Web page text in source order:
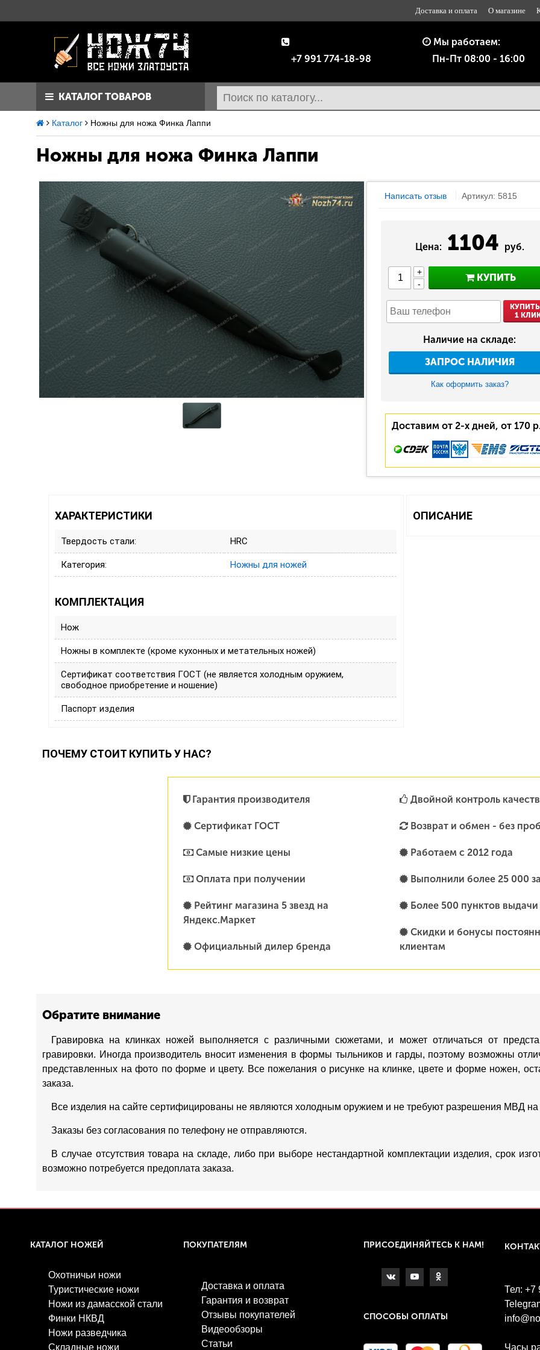
Доставка и оплата О магазине
+7 991 774-18-98
Мы работаем:
Пн-Пт 08:00 - 16:00
КАТАЛОГ ТОВАРОВ
Каталог Ножны для ножа Финка Лаппи
Ножны для ножа Финка Лаппи
Написать отзыв Артикул: 5815
Цена: 1104 руб.
+
-
КУПИТЬ
1
Наличие на складе:
ЗАПРОС НАЛИЧИЯ
Как оформить заказ?
Доставим от 2-х дней, от 170
ХАРАКТЕРИСТИКИ
Твердость стали: HRC
Категория: Ножны для ножей
КОМПЛЕКТАЦИЯ
Нож
Ножны в комплекте (кроме кухонных и метательных ножей)
Сертификат соответствия ГОСТ (не является холодным оружием,
свободное приобретение и ношение)
Паспорт изделия
ОПИСАНИЕ
ПОЧЕМУ СТОИТ КУПИТЬ У НАС?
Гарантия производителя
Сертификат ГОСТ
Самые низкие цены
Оплата при получении
Рейтинг магазина 5 звезд на
Яндекс.Маркет
Официальный дилер бренда
Двойной контроль
Возврат и обмен - без
Работаем с 2012 года
Выполнили более 25 000
Более 500 пунктов
Скидки и бонусы
клиентам
Обратите внимание
Гравировка на клинках ножей выполняется с различными сюжетами, и может отличаться от
гравировки. Иногда производитель вносит изменения в формы тыльников и гарды, поэтому возможны
представленных на фото по форме и цвету. Все пожелания о рисунке на клинке, цвете и форме ножен,
заказа.
Все изделия на сайте сертифицированы не являются холодным оружием и не требуют разрешения МВД
Заказы без согласования по телефону не отправляются.
В случае отсутствия товара на складе, либо при выборе нестандартной комплектации изделия, срок
возможно потребуется предоплата заказа.
КАТАЛОГ НОЖЕЙ
Охотничьи ножи
Туристические ножи
Ножи из дамасской стали
Финки НКВД
Ножи разведчика
Складные ножи
ПОКУПАТЕЛЯМ
Доставка и оплата
Гарантия и возврат
Отзывы покупателей
Видеообзоры
Статьи
ПРИСОЕДИНЯЙТЕСЬ К НАМ!
СПОСОБЫ ОПЛАТЫ
Тел: +7
Часы